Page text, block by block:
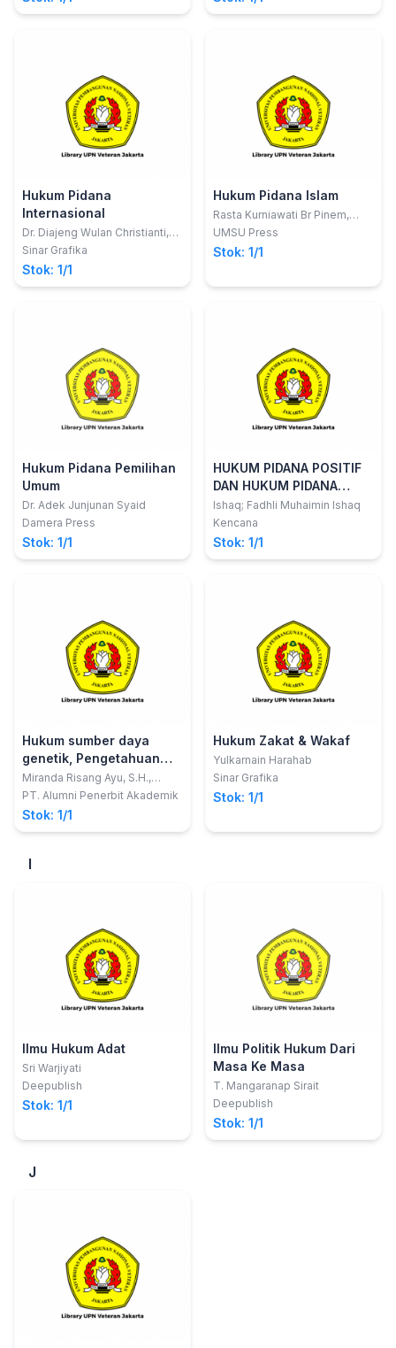
Hukum Pidana
Internasional
Dr. Diajeng Wulan Christianti,
S.H., LL.M.
Sinar Grafika
Stok: 1/1
Hukum Pidana Islam
Rasta Kurniawati Br Pinem,
S.Ag., M.A
UMSU Press
Stok: 1/1
Hukum Pidana Pemilihan
Umum
Dr. Adek Junjunan Syaid
Damera Press
Stok: 1/1
HUKUM PIDANA POSITIF
DAN HUKUM PIDANA
ISLAM
Ishaq; Fadhli Muhaimin Ishaq
Kencana
Stok: 1/1
Hukum sumber daya
genetik, Pengetahuan
tradisional dan ekspresi
budaya tradisional di
Indonesia
Miranda Risang Ayu, S.H.,
LL.M., Ph.D.; Harry Alexander,
Puspitasari, S.H.
PT. Alumni Penerbit Akademik
Stok: 1/1
Hukum Zakat & Wakaf
Yulkarnain Harahab
Sinar Grafika
Stok: 1/1
I
Ilmu Hukum Adat
Sri Warjiyati
Deepublish
Stok: 1/1
Ilmu Politik Hukum Dari
Masa Ke Masa
T. Mangaranap Sirait
Deepublish
Stok: 1/1
J